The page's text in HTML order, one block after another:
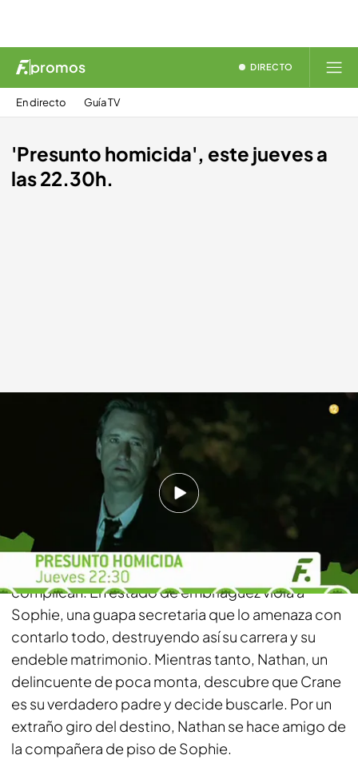
promos DIRECTO
En directo Guía TV
'Presunto homicida', este jueves a
las 22.30h.
23 MAR 2016 - 17:54h.
Callum Crane, un prestigioso abogado, está a
punto de convertirse en juez, pero las cosas se le
complican. En estado de embriaguez viola a
Sophie, una guapa secretaria que lo amenaza con
contarlo todo, destruyendo así su carrera y su
endeble matrimonio. Mientras tanto, Nathan, un
delincuente de poca monta, descubre que Crane
es su verdadero padre y decide buscarle. Por un
extraño giro del destino, Nathan se hace amigo de
la compañera de piso de Sophie.